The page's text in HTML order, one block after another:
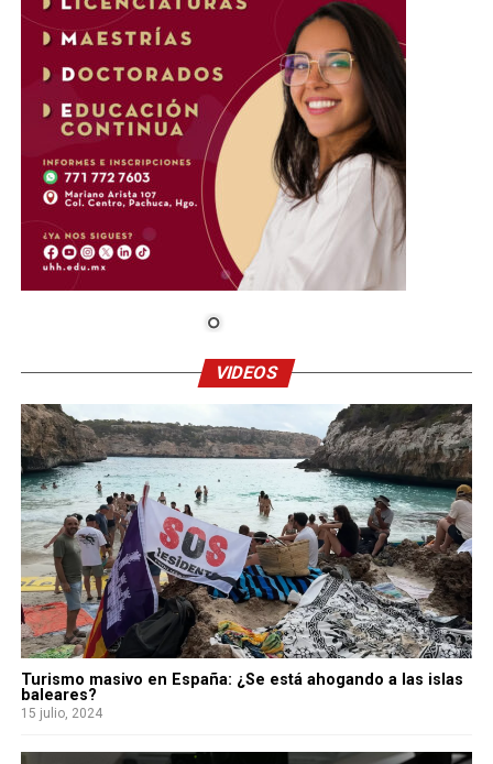
VIDEOS
Turismo masivo en España: ¿Se está ahogando a las islas
baleares?
15 julio, 2024